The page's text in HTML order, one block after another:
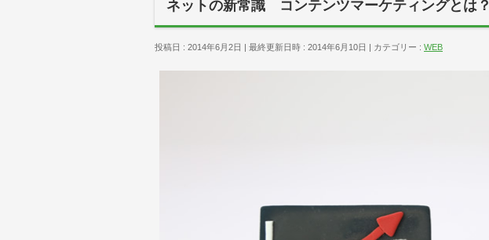
ネットの新常識 コンテンツマーケティングとは？
投稿日 : 2014年6月2日 最終更新日時 : 2014年6月10日 カテゴリー : WEB